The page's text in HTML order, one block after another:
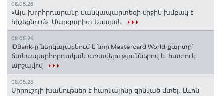
08.05.26
«Այս խորհրդարանը մանկապարտեզի միջին խմբակ է
հիշեցնում»․ Մարգարիտ Եսայան
08.05.26
IDBank-ը ներկայացնում է նոր Mastercard World քարտը՝
ճանապարհորդական առավելություններով և հատուկ
արշավով
08.05.26
Սիրուշոյի խանութներ է հարկայինը զինված մտել. Լևոն